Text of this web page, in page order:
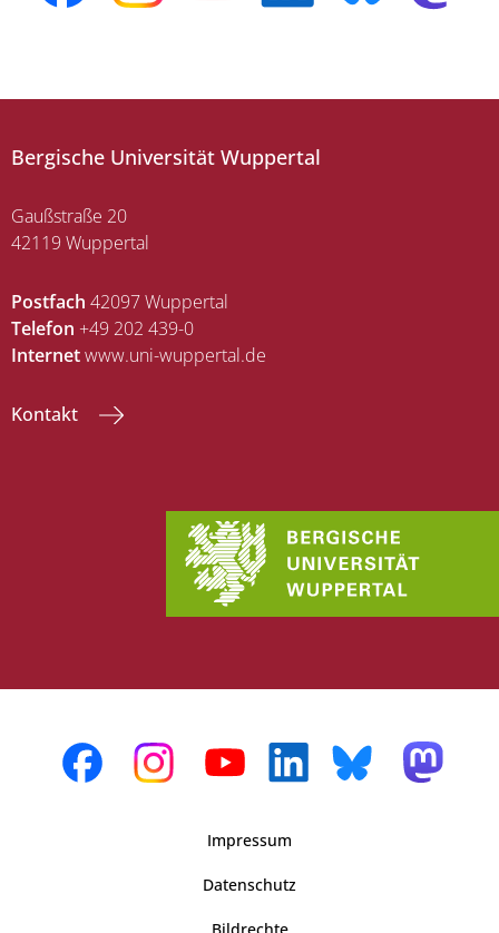
Bergische Universität Wuppertal
Gaußstraße 20
42119 Wuppertal
Postfach 42097 Wuppertal
Telefon +49 202 439-0
Internetwww.uni-wuppertal.de
Kontakt
Impressum
Datenschutz
Bildrechte